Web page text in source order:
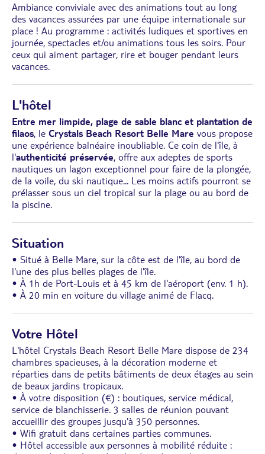
Ambiance conviviale avec des animations tout au long
des vacances assurées par une équipe internationale sur
place ! Au programme : activités ludiques et sportives en
journée, spectacles et/ou animations tous les soirs. Pour
ceux qui aiment partager, rire et bouger pendant leurs
vacances.
L'hôtel
Entre mer limpide, plage de sable blanc et plantation de
filaos, le Crystals Beach Resort Belle Mare vous propose
une expérience balnéaire inoubliable. Ce coin de l'île, à
l'authenticité préservée, offre aux adeptes de sports
nautiques un lagon exceptionnel pour faire de la plongée,
de la voile, du ski nautique... Les moins actifs pourront se
prélasser sous un ciel tropical sur la plage ou au bord de
la piscine.
Situation
• Situé à Belle Mare, sur la côte est de l'île, au bord de
l'une des plus belles plages de l'île.
• À 1h de Port-Louis et à 45 km de l'aéroport (env. 1 h).
• À 20 min en voiture du village animé de Flacq.
Votre Hôtel
L'hôtel Crystals Beach Resort Belle Mare dispose de 234
chambres spacieuses, à la décoration moderne et
réparties dans de petits bâtiments de deux étages au sein
de beaux jardins tropicaux.
• À votre disposition (€) : boutiques, service médical,
service de blanchisserie. 3 salles de réunion pouvant
accueillir des groupes jusqu'à 350 personnes.
• Wifi gratuit dans certaines parties communes.
• Hôtel accessible aux personnes à mobilité réduite :